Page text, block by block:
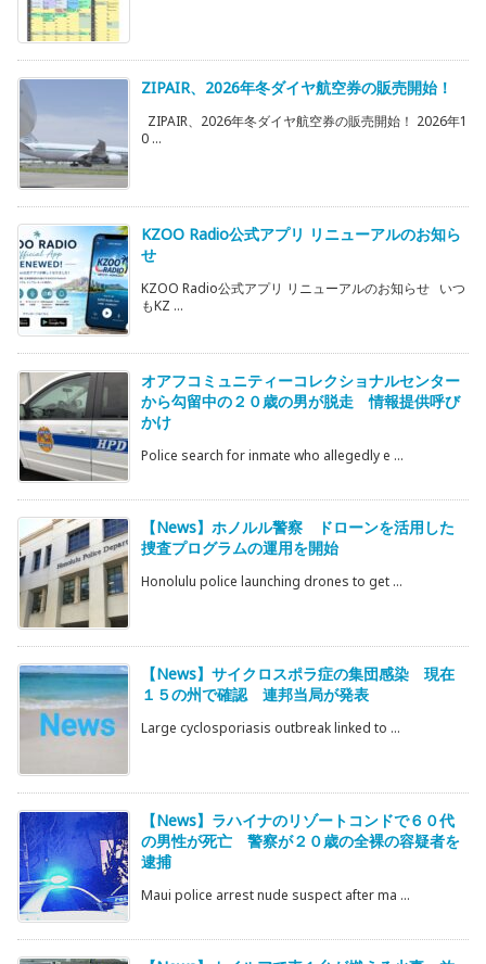
ZIPAIR、2026年冬ダイヤ航空券の販売開始！
ZIPAIR、2026年冬ダイヤ航空券の販売開始！ 2026年1
0 ...
KZOO Radio公式アプリ リニューアルのお知ら
せ
KZOO Radio公式アプリ リニューアルのお知らせ いつ
もKZ ...
オアフコミュニティーコレクショナルセンター
から勾留中の２０歳の男が脱走 情報提供呼び
かけ
Police search for inmate who allegedly e ...
【News】ホノルル警察 ドローンを活用した
捜査プログラムの運用を開始
Honolulu police launching drones to get ...
【News】サイクロスポラ症の集団感染 現在
１５の州で確認 連邦当局が発表
Large cyclosporiasis outbreak linked to ...
【News】ラハイナのリゾートコンドで６０代
の男性が死亡 警察が２０歳の全裸の容疑者を
逮捕
Maui police arrest nude suspect after ma ...